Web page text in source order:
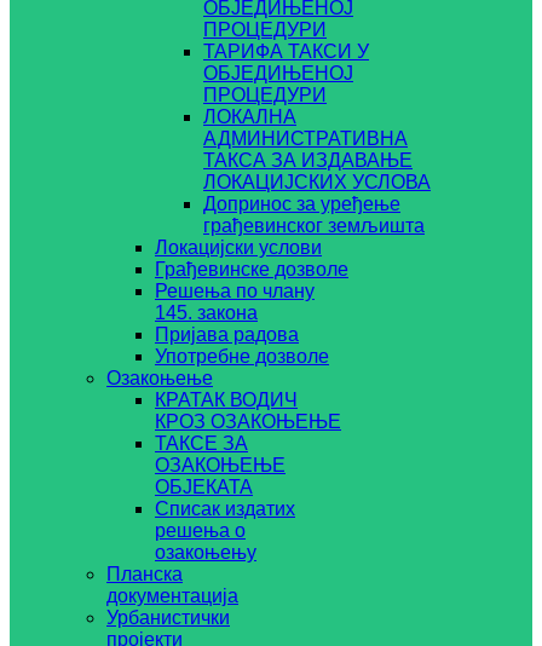
ОБЈЕДИЊЕНОЈ
ПРОЦЕДУРИ
ТАРИФА ТАКСИ У
ОБЈЕДИЊЕНОЈ
ПРОЦЕДУРИ
ЛОКАЛНА
АДМИНИСТРАТИВНА
ТАКСА ЗА ИЗДАВАЊЕ
ЛОКАЦИЈСКИХ УСЛОВА
Допринос за уређење
грађевинског земљишта
Локацијски услови
Грађевинске дозволе
Решења по члану
145. закона
Пријава радова
Употребне дозволе
Озакоњење
КРАТАК ВОДИЧ
КРОЗ ОЗАКОЊЕЊЕ
ТАКСЕ ЗА
ОЗАКОЊЕЊЕ
ОБЈЕКАТА
Списак издатих
решења о
озакоњењу
Планска
документација
Урбанистички
пројекти